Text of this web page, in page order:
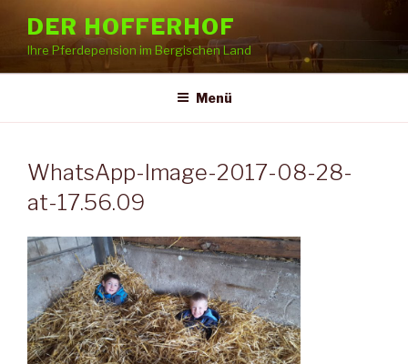
Inhalt
springen
DER HOFFERHOF
Ihre Pferdepension im Bergischen Land
Menü
WhatsApp-Image-2017-08-28-
at-17.56.09